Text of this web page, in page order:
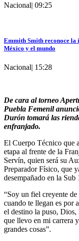
Nacional| 09:25
Emmith Smith reconoce la
México y el mundo
Nacional| 15:28
De cara al torneo
Puebla Femenil
Durón tomará las
enfranjado.
El Cuerpo Técnico que
etapa al frente de la
Servín, quien será su
Preparador Físico, que
desempañado en la Sub
“Soy un fiel creyente de
cuando te llegan es por
el destino la puso,
que llevo en mi carrera
grandes cosas”.